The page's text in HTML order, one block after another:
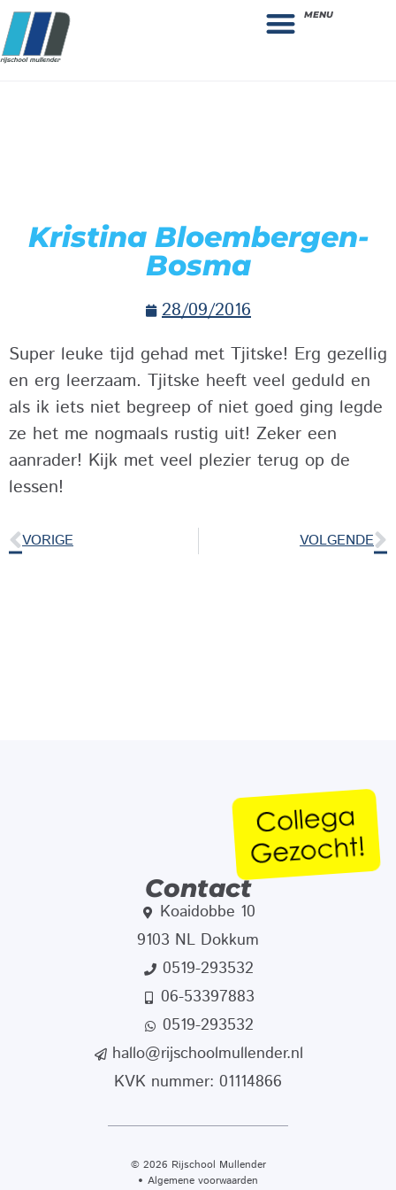
MENU
Kristina Bloembergen-
Bosma
28/09/2016
Super leuke tijd gehad met Tjitske! Erg gezellig
en erg leerzaam. Tjitske heeft veel geduld en
als ik iets niet begreep of niet goed ging legde
ze het me nogmaals rustig uit! Zeker een
aanrader! Kijk met veel plezier terug op de
lessen!
VORIGE VOLGENDE
Contact
Koaidobbe 10
9103 NL Dokkum
0519-293532
06-53397883
0519-293532
hallo@rijschoolmullender.nl
KVK nummer: 01114866
© 2026 Rijschool Mullender
Algemene voorwaarden